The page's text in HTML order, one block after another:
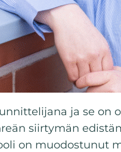
ja se
siirtymän
on muodostunut